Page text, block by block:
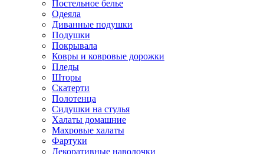
Постельное белье
Одеяла
Диванные подушки
Подушки
Покрывала
Ковры и ковровые дорожки
Пледы
Шторы
Скатерти
Полотенца
Сидушки на стулья
Халаты домашние
Махровые халаты
Фартуки
Декоративные наволочки